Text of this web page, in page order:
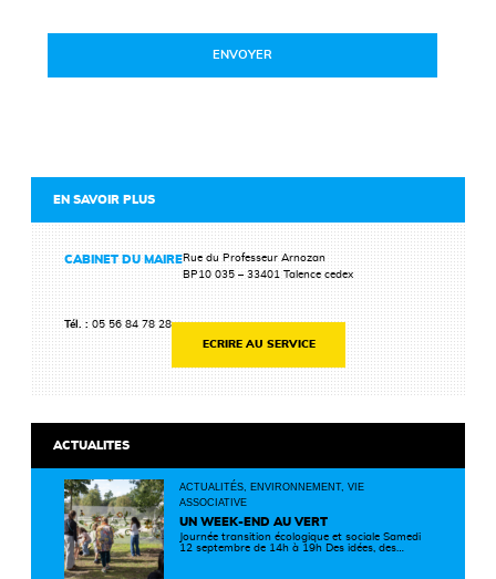
EN SAVOIR PLUS
CABINET DU MAIRERue du Professeur Arnozan
BP10 035 – 33401 Talence cedex
Tél. :05 56 84 78 28
ECRIRE AU SERVICE
ACTUALITES
ACTUALITÉS, ENVIRONNEMENT, VIE
ASSOCIATIVE
UN WEEK-END AU VERT
Journée transition écologique et sociale Samedi
12 septembre de 14h à 19h Des idées, des